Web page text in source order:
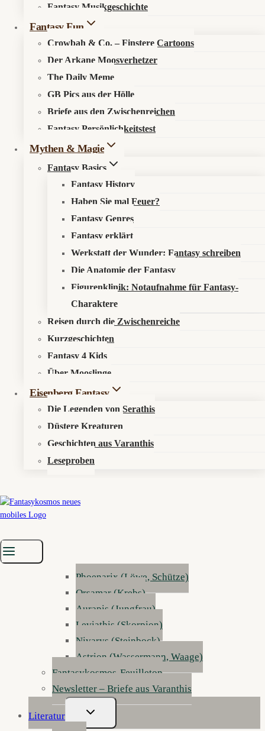
Fantasy Musikgeschichte
Fantasy Fun
Crowbah & Co. – Finstere Cartoons
Der Arkane Moosverhetzer
The Daily Meme
GB Pics aus der Hölle
Briefe aus den Zwischenreichen
Fantasy Persönlichkeitstest
Mythen & Magie
Fantasy Basics
Fantasy History
Haben Sie mal Feuer?
Fantasy Genres
Fantasy erklärt
Werkstatt der Wunder: Fantasy schreiben
Die Anatomie der Fantasy
Figurenklinik: Notaufnahme für Fantasy-
Charaktere
Reisen durch die Zwischenreiche
Kurzgeschichten
Fantasy 4 Kids
Über Mooslinge
Eisenberg Fantasy
Die Legenden von Serathis
Düstere Kreaturen
Geschichten aus Varanthis
Leseproben
Maschinen
Laune
haben
Über den Fantasykosmos
Recht & Ordnung
Datenschutzerklärung
Sonst noch was?
Aktuelles
Untermenü
News
Events
Inferis (Widder)
Phoenarix (Löwe, Schütze)
Orsamar (Krebs)
Aurapis (Jungfrau)
Leviathis (Skorpion)
Nivarys (Steinbock)
Astrion (Wassermann, Waage)
Fantasykosmos-Feuilleton
Newsletter – Briefe aus Varanthis
Literatur
Untermenü
Umschalten